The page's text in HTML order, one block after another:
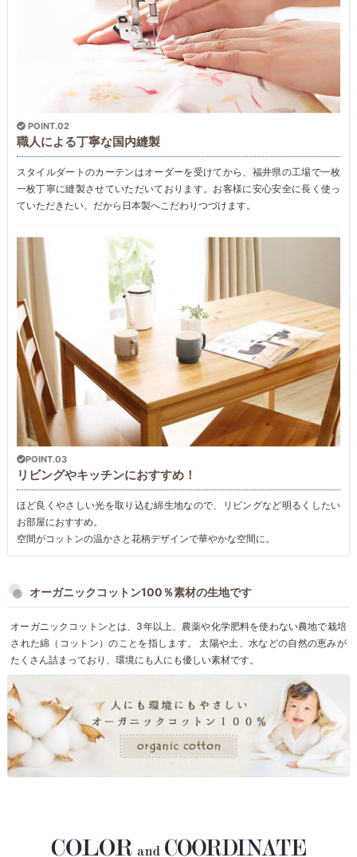
POINT.02
職人による丁寧な国内縫製
スタイルダートのカーテンはオーダーを受けてから、福井県の工場で一枚
一枚丁寧に縫製させていただいております。お客様に安心安全に長く使っ
ていただきたい、だから日本製へこだわりつづけます。
POINT.03
リビングやキッチンにおすすめ！
ほど良くやさしい光を取り込む綿生地なので、リビングなど明るくしたい
お部屋におすすめ。
空間がコットンの温かさと花柄デザインで華やかな空間に。
オーガニックコットン100％素材の生地です
オーガニックコットンとは、3年以上、農薬や化学肥料を使わない農地で栽培
された綿（コットン）のことを指します。 太陽や土、水などの自然の恵みが
たくさん詰まっており、環境にも人にも優しい素材です。